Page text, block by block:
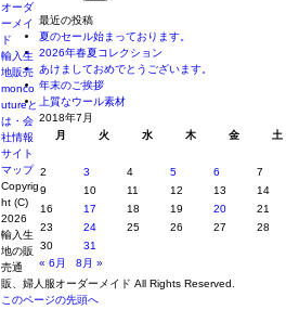
最近の投稿
夏のセール始まっております。
2026年春夏コレクション
あけましておめでとうございます。
年末のご挨拶
上質なウール素材
2018年7月
月
火 水 木 金 土
2
3 4 5 6 7
9
10 11 12 13 14
16
17 18 19 20 21
23
24 25 26 27 28
30
31
« 6月
8月 »
オーダ
ーメイ
ド
輸入生
地販売
monco
utureと
は・会
社情報
サイト
マップ
Copyrig
ht (C)
2026
輸入生
地の販
売通
販、婦人服オーダーメイド All Rights Reserved.
このページの先頭へ